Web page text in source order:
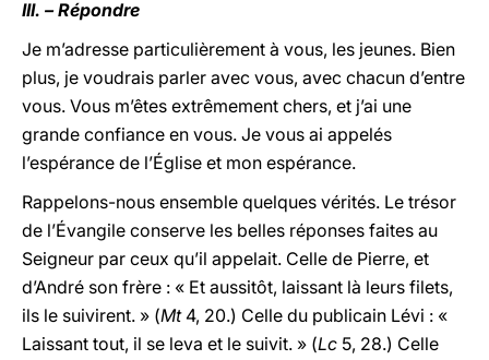
III. – Répondre
Je m’adresse particulièrement à vous, les jeunes. Bien
plus, je voudrais parler avec vous, avec chacun d’entre
vous. Vous m’êtes extrêmement chers, et j’ai une
grande confiance en vous. Je vous ai appelés
l’espérance de l’Église et mon espérance.
Rappelons-nous ensemble quelques vérités. Le trésor
de l’Évangile conserve les belles réponses faites au
Seigneur par ceux qu’il appelait. Celle de Pierre, et
d’André son frère : « Et aussitôt, laissant là leurs filets,
ils le suivirent. » (Mt4, 20.) Celle du publicain Lévi : «
Laissant tout, il se leva et le suivit. » (Lc 5, 28.) Celle